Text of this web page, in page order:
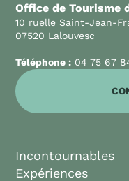
Office de Tourisme
10 ruelle Saint-Jean-
07520 Lalouvesc
Téléphone : 04 75 67
Incontournables
Expériences